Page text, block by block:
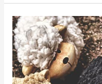
BIO
minősített
gyógygombát?